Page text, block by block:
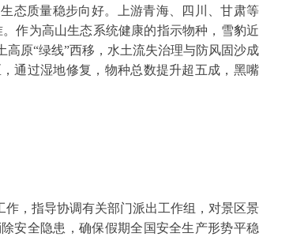
态质量稳步向好。上游青海、四川、甘肃等
作为高山生态系统健康的指示物种，雪豹近
原“绿线”西移，水土流失治理与防风固沙成
通过湿地修复，物种总数提升超五成，黑嘴
作，指导协调有关部门派出工作组，对景区景
安全隐患，确保假期全国安全生产形势平稳